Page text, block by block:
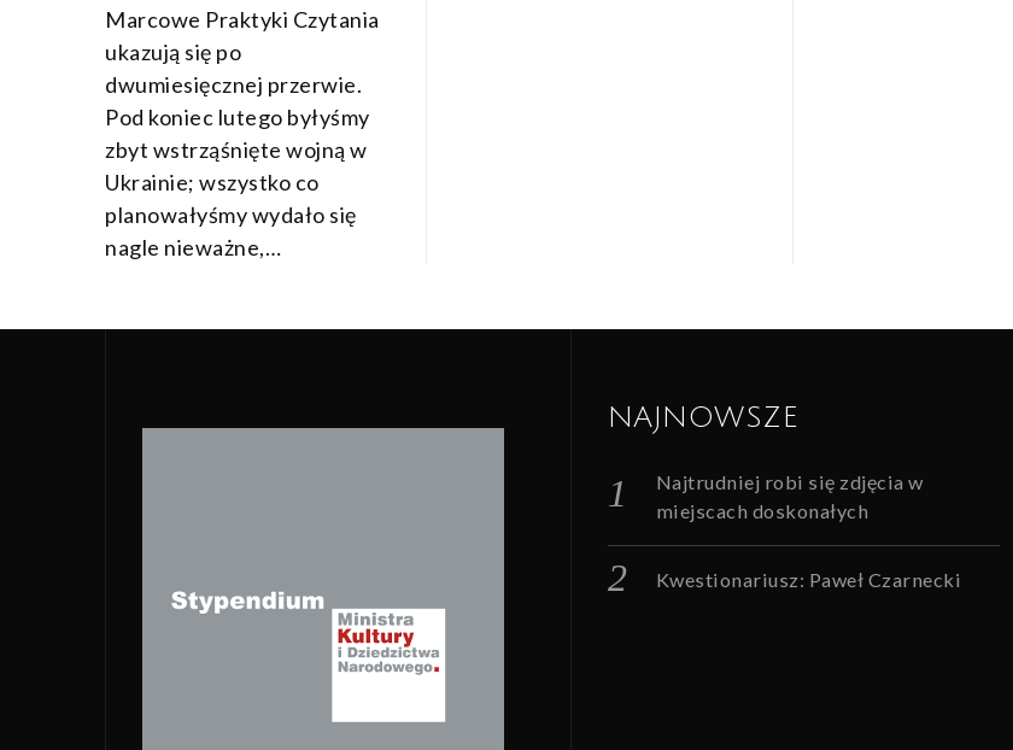
Marcowe Praktyki Czytania
ukazują się po
dwumiesięcznej przerwie.
Pod koniec lutego byłyśmy
zbyt wstrząśnięte wojną w
Ukrainie; wszystko co
planowałyśmy wydało się
nagle nieważne,…
NAJNOWSZE
Najtrudniej robi się zdjęcia w
miejscach doskonałych
Kwestionariusz: Paweł Czarnecki